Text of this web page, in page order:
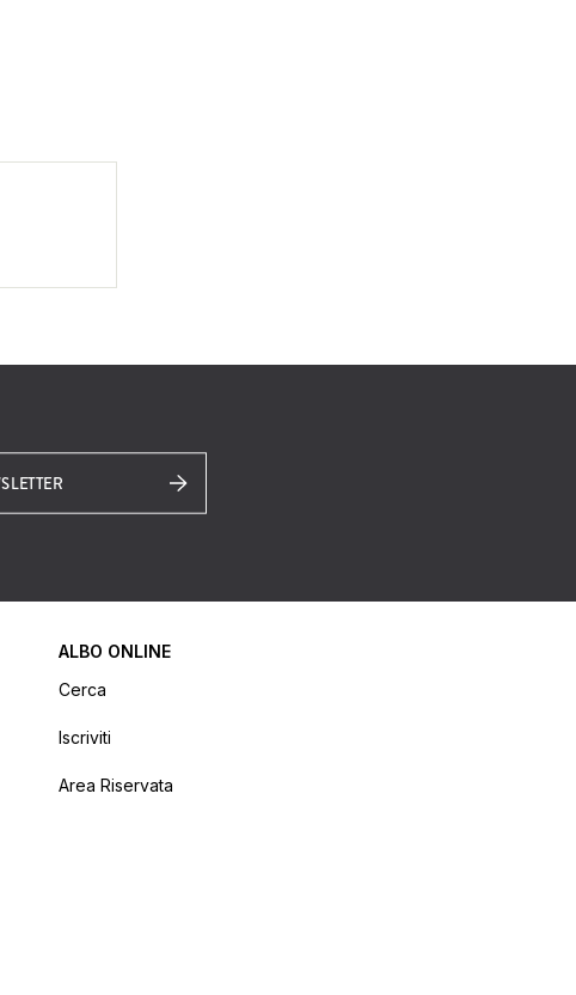
ALBO ONLINE
Cerca
Iscriviti
Area Riservata